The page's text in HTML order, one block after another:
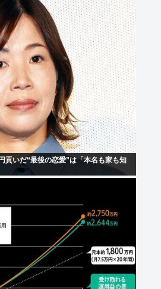
貢いだ“最後の恋愛”は「本名も家も知